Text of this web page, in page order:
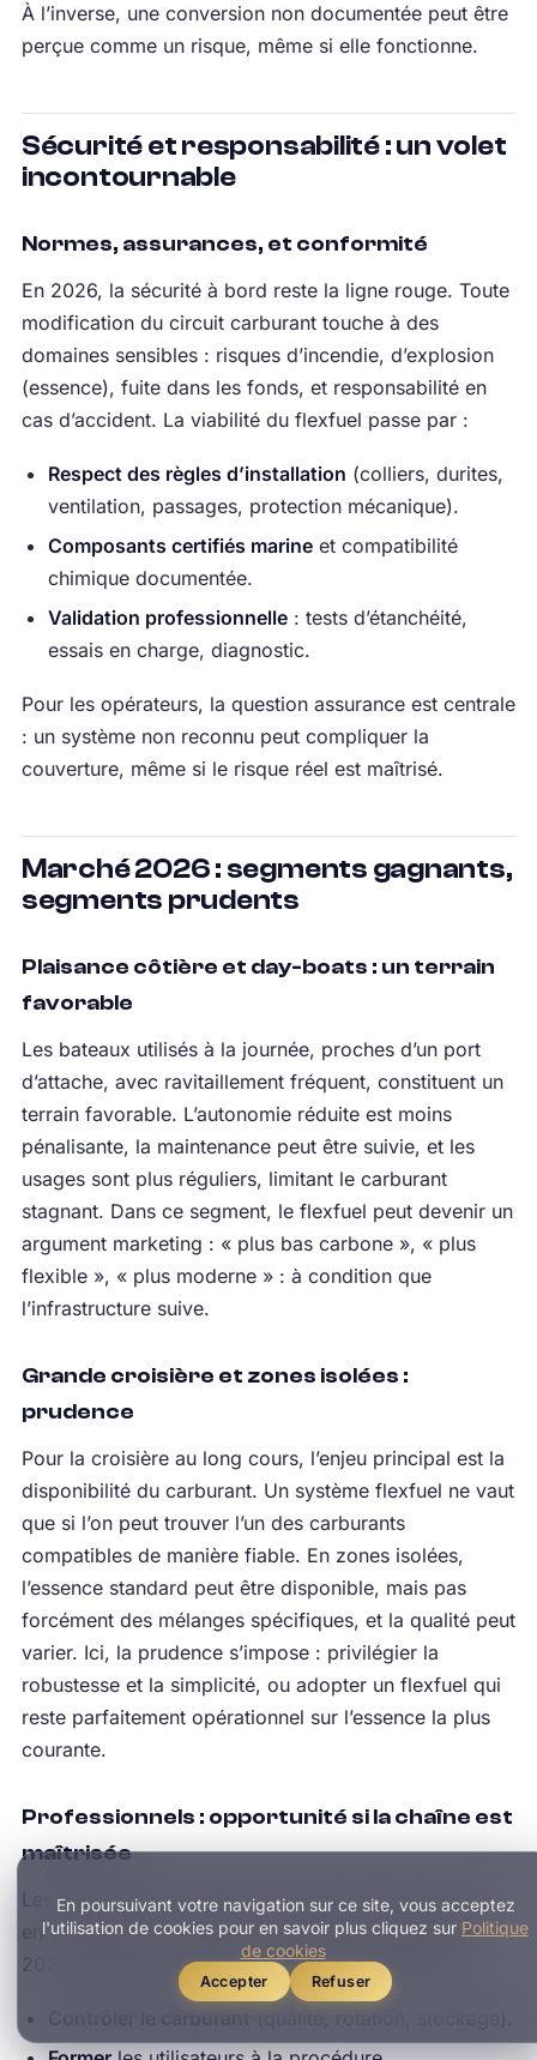
En poursuivant votre navigation sur ce site, vous acceptez
l'utilisation de cookies pour en savoir plus cliquez sur Politique
de cookies
Accepter Refuser
À l’inverse, une conversion non documentée peut être
perçue comme un risque, même si elle fonctionne.
Sécurité et responsabilité : un volet
incontournable
Normes, assurances, et conformité
En 2026, la sécurité à bord reste la ligne rouge. Toute
modification du circuit carburant touche à des
domaines sensibles : risques d’incendie, d’explosion
(essence), fuite dans les fonds, et responsabilité en
cas d’accident. La viabilité du flexfuel passe par :
Respect des règles d’installation (colliers, durites,
ventilation, passages, protection mécanique).
Composants certifiés marineet compatibilité
chimique documentée.
Validation professionnelle: tests d’étanchéité,
essais en charge, diagnostic.
Pour les opérateurs, la question assurance est centrale
: un système non reconnu peut compliquer la
couverture, même si le risque réel est maîtrisé.
Marché 2026 : segments gagnants,
segments prudents
Plaisance côtière et day-boats : un terrain
favorable
Les bateaux utilisés à la journée, proches d’un port
d’attache, avec ravitaillement fréquent, constituent un
terrain favorable. L’autonomie réduite est moins
pénalisante, la maintenance peut être suivie, et les
usages sont plus réguliers, limitant le carburant
stagnant. Dans ce segment, le flexfuel peut devenir un
argument marketing : « plus bas carbone », « plus
flexible », « plus moderne » : à condition que
l’infrastructure suive.
Grande croisière et zones isolées :
prudence
Pour la croisière au long cours, l’enjeu principal est la
disponibilité du carburant. Un système flexfuel ne vaut
que si l’on peut trouver l’un des carburants
compatibles de manière fiable. En zones isolées,
l’essence standard peut être disponible, mais pas
forcément des mélanges spécifiques, et la qualité peut
varier. Ici, la prudence s’impose : privilégier la
robustesse et la simplicité, ou adopter un flexfuel qui
reste parfaitement opérationnel sur l’essence la plus
courante.
Professionnels : opportunité si la chaîne est
maîtrisée
Les professionnels peuvent convertir une contrainte
en avantage : standardiser, contrôler, mesurer. En
2026, le flexfuel a le plus d’avenir là où l’on peut :
Contrôler le carburant (qualité, rotation, stockage).